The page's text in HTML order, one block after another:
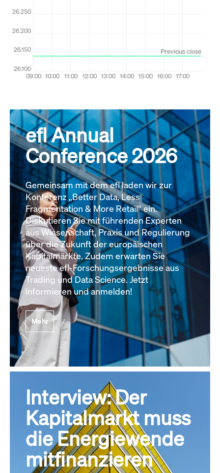
efl Annual
Conference 2026
Gemeinsam mit dem efl laden wir zur
Konferenz „Better Data, Less
Fragmentation & More Retail“ ein.
Diskutieren Sie mit führenden Experten
aus Wissenschaft, Praxis und Regulierung
über die Zukunft der europäischen
Kapitalmärkte. Zudem erwarten Sie
neueste efl-Forschungsergebnisse aus
Trading und Data Science. Jetzt
informieren und anmelden!
Mehr
Interview: Der
Kapitalmarkt muss
die Energiewende
mitfinanzieren